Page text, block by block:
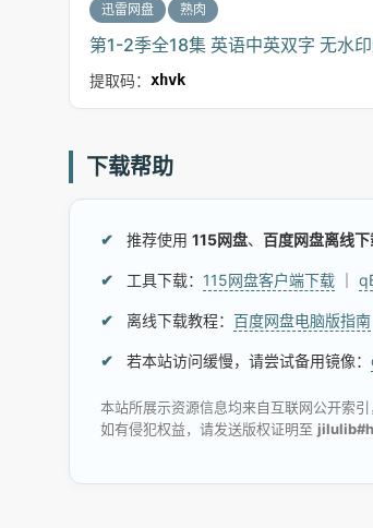
迅雷网盘 熟肉
第1-2季全18集 英语中英双字 无水
提取码： xhvk
下载帮助
推荐使用 115网盘、 百度网盘离线下
工具下载： 115网盘客户端下载
离线下载教程： 百度网盘电脑版指南
若本站访问缓慢，请尝试备用镜像：
本站所展示资源信息均来自互联网公开索引
如有侵犯权益，请发送版权证明至